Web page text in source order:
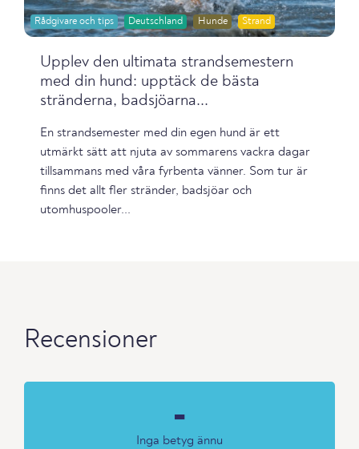
Rådgivare och tips Deutschland Hunde Strand
Upplev den ultimata strandsemestern
med din hund: upptäck de bästa
stränderna, badsjöarna...
En strandsemester med din egen hund är ett
utmärkt sätt att njuta av sommarens vackra dagar
tillsammans med våra fyrbenta vänner. Som tur är
finns det allt fler stränder, badsjöar och
utomhuspooler...
Recensioner
-
Inga betyg ännu